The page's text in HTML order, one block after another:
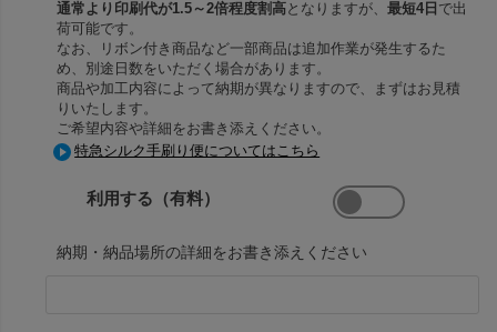
通常より印刷代が1.5～2倍程度割高 となりますが、最短4日 で出
荷可能です。
なお、リボン付き商品など一部商品は追加作業が発生するた
め、別途日数をいただく場合があります。
商品や加工内容によって納期が異なりますので、まずはお見積
りいたします。
ご希望内容や詳細をお書き添えください。
特急シルク手刷り便についてはこちら
利用する（有料）
納期・納品場所の詳細をお書き添えください